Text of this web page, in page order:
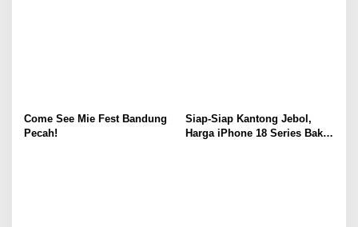
Come See Mie Fest Bandung
Pecah!
Siap-Siap Kantong Jebol,
Harga iPhone 18 Series Bakal